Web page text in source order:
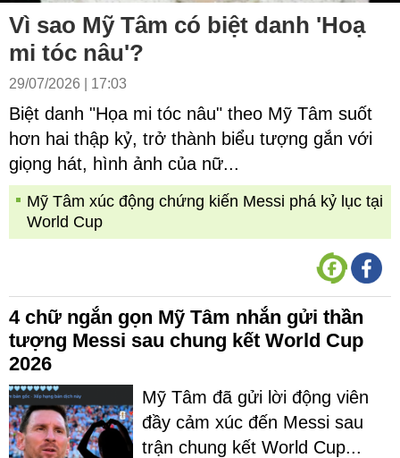
Vì sao Mỹ Tâm có biệt danh 'Hoạ
mi tóc nâu'?
29/07/2026 | 17:03
Biệt danh "Họa mi tóc nâu" theo Mỹ Tâm suốt
hơn hai thập kỷ, trở thành biểu tượng gắn với
giọng hát, hình ảnh của nữ...
Mỹ Tâm xúc động chứng kiến Messi phá kỷ lục tại
World Cup
4 chữ ngắn gọn Mỹ Tâm nhắn gửi thần
tượng Messi sau chung kết World Cup
2026
Mỹ Tâm đã gửi lời động viên
đầy cảm xúc đến Messi sau
trận chung kết World Cup...